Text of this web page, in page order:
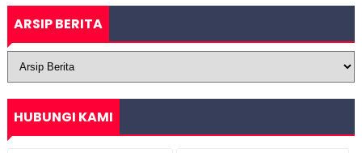
ARSIP BERITA
HUBUNGI KAMI